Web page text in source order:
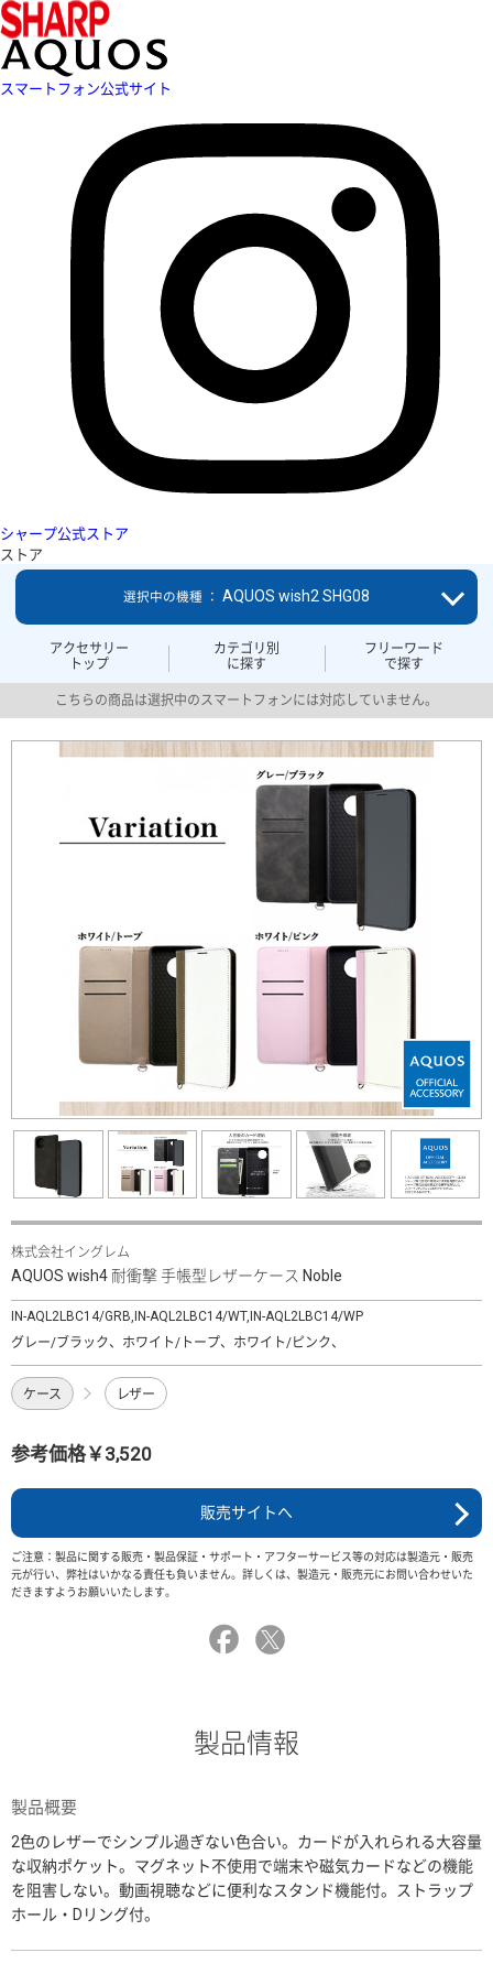
スマートフォン公式サイト
シャープ公式ストア
ストア
アクセサリー
トップ
カテゴリ別
に探す
フリーワード
で探す
選択中の機種 ： AQUOS wish2 SHG08
こちらの商品は選択中のスマートフォンには対応していません。
株式会社イングレム
AQUOS wish4 耐衝撃 手帳型レザーケース Noble
IN-AQL2LBC14/GRB,IN-AQL2LBC14/WT,IN-AQL2LBC14/WP
グレー/ブラック、ホワイト/トープ、ホワイト/ピンク、
ケース レザー
参考価格￥3,520
販売サイトへ
ご注意：製品に関する販売・製品保証・サポート・アフターサービス等の対応は製造元・販売
元が行い、弊社はいかなる責任も負いません。詳しくは、製造元・販売元にお問い合わせいた
だきますようお願いいたします。
製品情報
製品概要
2色のレザーでシンプル過ぎない色合い。カードが入れられる大容量
な収納ポケット。マグネット不使用で端末や磁気カードなどの機能
を阻害しない。動画視聴などに便利なスタンド機能付。ストラップ
ホール・Dリング付。